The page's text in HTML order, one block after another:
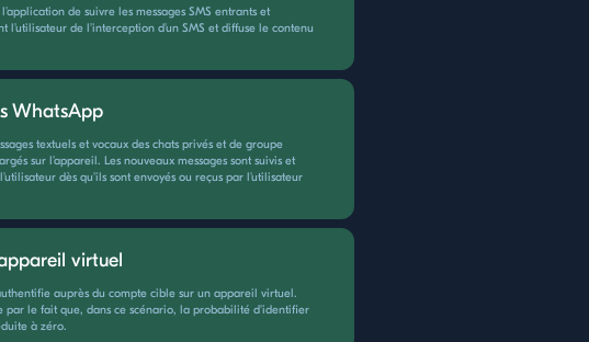
de suivre les messages SMS entrants et
l'utilisateur de l'interception d'un SMS et diffuse le contenu
WhatsApp
textuels et vocaux des chats privés et de groupe
sur l'appareil. Les nouveaux messages sont suivis et
dès qu'ils sont envoyés ou reçus par l'utilisateur
virtuel
auprès du compte cible sur un appareil virtuel.
par le fait que, dans ce scénario, la probabilité d'identifier
à zéro.